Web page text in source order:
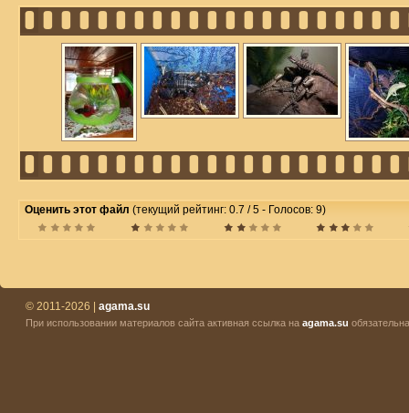
Оценить этот файл (текущий рейтинг: 0.7 / 5 - Голосов: 9)
© 2011-2026 | agama.su
При использовании материалов сайта активная ссылка на agama.su